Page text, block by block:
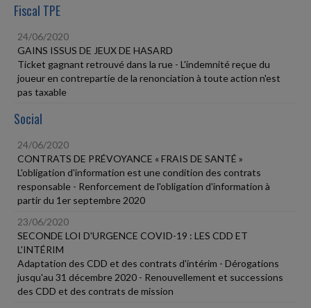
Fiscal TPE
24/06/2020
GAINS ISSUS DE JEUX DE HASARD
Ticket gagnant retrouvé dans la rue - L'indemnité reçue du
joueur en contrepartie de la renonciation à toute action n'est
pas taxable
Social
24/06/2020
CONTRATS DE PRÉVOYANCE « FRAIS DE SANTÉ »
L'obligation d'information est une condition des contrats
responsable - Renforcement de l'obligation d'information à
partir du 1er septembre 2020
23/06/2020
SECONDE LOI D'URGENCE COVID-19 : LES CDD ET
L'INTÉRIM
Adaptation des CDD et des contrats d'intérim - Dérogations
jusqu'au 31 décembre 2020 - Renouvellement et successions
des CDD et des contrats de mission